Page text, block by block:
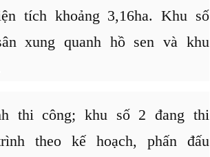
tích khoảng 3,16ha. Khu số
xung quanh hồ sen và khu
thi công; khu số 2 đang thi
theo kế hoạch, phấn đấu